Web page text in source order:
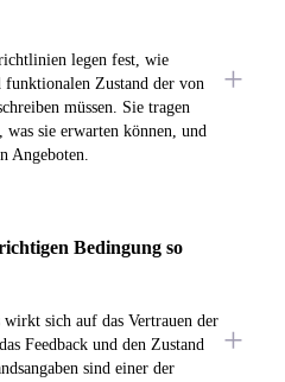
legen fest, wie
funktionalen Zustand der von
müssen. Sie tragen
was sie erwarten können, und
Angeboten.
Bedingung so
sich auf das Vertrauen der
Feedback und den Zustand
sind einer der